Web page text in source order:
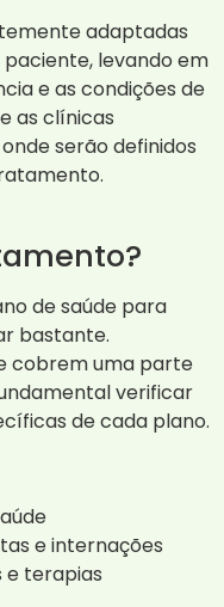
adaptadas
levando em
e as condições de
as clínicas
serão definidos
de saúde para
bastante.
cobrem uma parte
verificar
de cada plano.
e internações
e terapias